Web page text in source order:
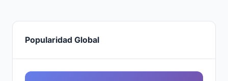
Popularidad Global